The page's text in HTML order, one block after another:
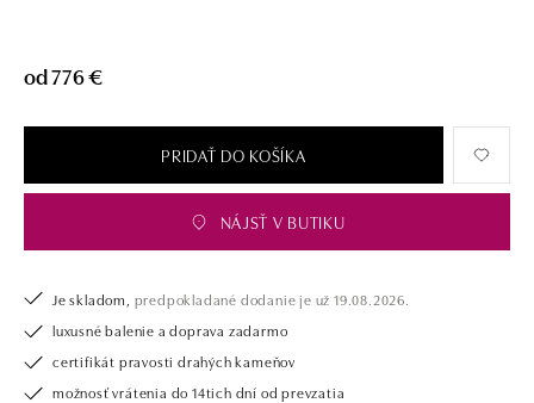
od 776 €
PRIDAŤ DO KOŠÍKA
NÁJSŤ V BUTIKU
Je skladom, predpokladané dodanie je už 19.08.2026.
luxusné balenie a doprava zadarmo
certifikát pravosti drahých kameňov
možnosť vrátenia do 14tich dní od prevzatia